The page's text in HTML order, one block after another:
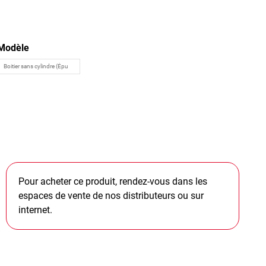
Pour acheter ce produit, rendez-vous dans les
espaces de vente de nos distributeurs ou sur
internet.